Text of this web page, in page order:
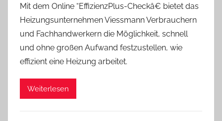
Mit dem Online “EffizienzPlus-Checkâ€ bietet das
Heizungsunternehmen Viessmann Verbrauchern
und Fachhandwerkern die Möglichkeit, schnell
und ohne großen Aufwand festzustellen, wie
effizient eine Heizung arbeitet.
Weiterlesen